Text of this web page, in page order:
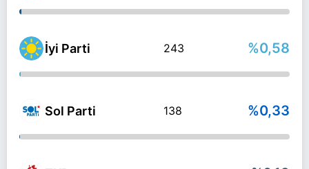
İyi Parti 243 %0,58
Sol Parti 138 %0,33